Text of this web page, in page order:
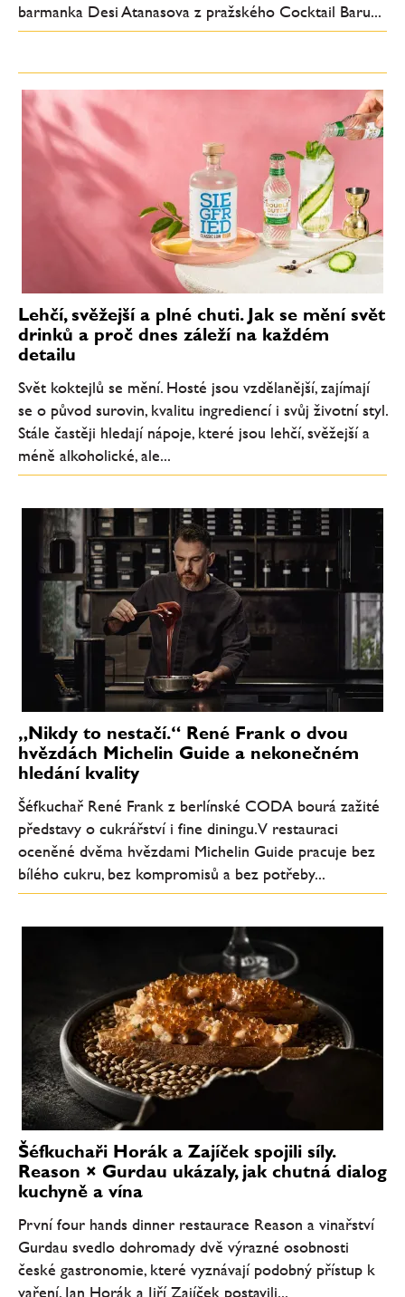
barmanka Desi Atanasova z pražského Cocktail Baru...
Lehčí, svěžejší a plné chuti. Jak se mění svět
drinků a proč dnes záleží na každém
detailu
Svět koktejlů se mění. Hosté jsou vzdělanější, zajímají
se o původ surovin, kvalitu ingrediencí i svůj životní styl.
Stále častěji hledají nápoje, které jsou lehčí, svěžejší a
méně alkoholické, ale...
„Nikdy to nestačí.“ René Frank o dvou
hvězdách Michelin Guide a nekonečném
hledání kvality
Šéfkuchař René Frank z berlínské CODA bourá zažité
představy o cukrářství i fine diningu. V restauraci
oceněné dvěma hvězdami Michelin Guide pracuje bez
bílého cukru, bez kompromisů a bez potřeby...
Šéfkuchaři Horák a Zajíček spojili síly.
Reason × Gurdau ukázaly, jak chutná dialog
kuchyně a vína
První four hands dinner restaurace Reason a vinařství
Gurdau svedlo dohromady dvě výrazné osobnosti
české gastronomie, které vyznávají podobný přístup k
vaření. Jan Horák a Jiří Zajíček postavili...